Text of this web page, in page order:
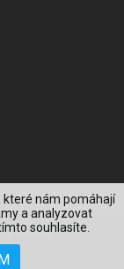
které nám pomáhají
a analyzovat
souhlasíte.
Reserved.